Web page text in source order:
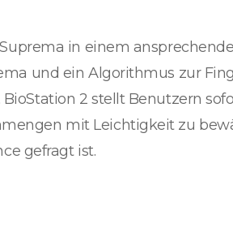
in einem
und ein Algorithmus zur
2 stellt Benutzern
mit Leichtigkeit zu
gefragt ist.